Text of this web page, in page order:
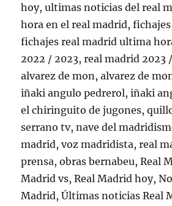
hoy, ultimas noticias del real
hora en el real madrid,
fichajes real madrid ultima
2022 / 2023, real madrid 2023
alvarez de mon, alvarez de
iñaki angulo pedrerol, iñaki
el chiringuito de jugones,
serrano tv, nave del
madrid, voz madridista, real
prensa, obras bernabeu, Real
Madrid vs, Real Madrid hoy,
Madrid, Últimas noticias Real